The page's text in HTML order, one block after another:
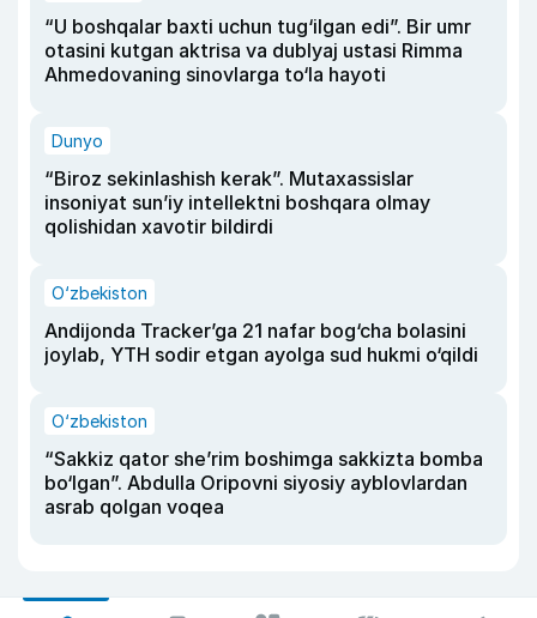
“U boshqalar baxti uchun tug‘ilgan edi”. Bir umr
otasini kutgan aktrisa va dublyaj ustasi Rimma
Ahmedovaning sinovlarga to‘la hayoti
Dunyo
“Biroz sekinlashish kerak”. Mutaxassislar
insoniyat sun’iy intellektni boshqara olmay
qolishidan xavotir bildirdi
O‘zbekiston
Andijonda Tracker’ga 21 nafar bog‘cha bolasini
joylab, YTH sodir etgan ayolga sud hukmi o‘qildi
O‘zbekiston
“Sakkiz qator she’rim boshimga sakkizta bomba
bo‘lgan”. Abdulla Oripovni siyosiy ayblovlardan
asrab qolgan voqea